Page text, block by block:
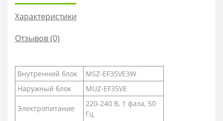
Характеристики
Отзывов (0)
Внутренний блок
MSZ-EF35VE3W
Наружный блок
MUZ-EF35VE
Электропитание
220-240 В, 1 фаза, 50
Гц